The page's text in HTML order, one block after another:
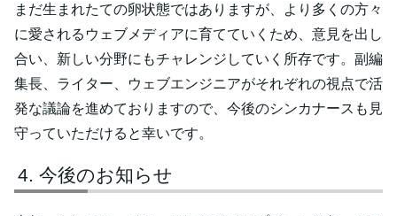
まだ生まれたての卵状態ではありますが、より多くの方々
に愛されるウェブメディアに育てていくため、意見を出し
合い、新しい分野にもチャレンジしていく所存です。副編
集長、ライター、ウェブエンジニアがそれぞれの視点で活
発な議論を進めておりますので、今後のシンカナースも見
守っていただけると幸いです。
今後のお知らせ